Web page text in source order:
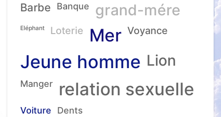
Barbe
Banque grand-mére
Eléphant Loterie Mer Voyance
Jeune homme Lion
Manger relation sexuelle
Voiture Dents